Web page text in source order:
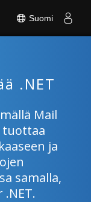
Suomi
.NET
Mail
tuottaa
ja
samalla,